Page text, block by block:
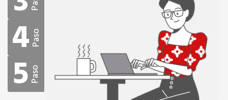
4Paso
5Paso